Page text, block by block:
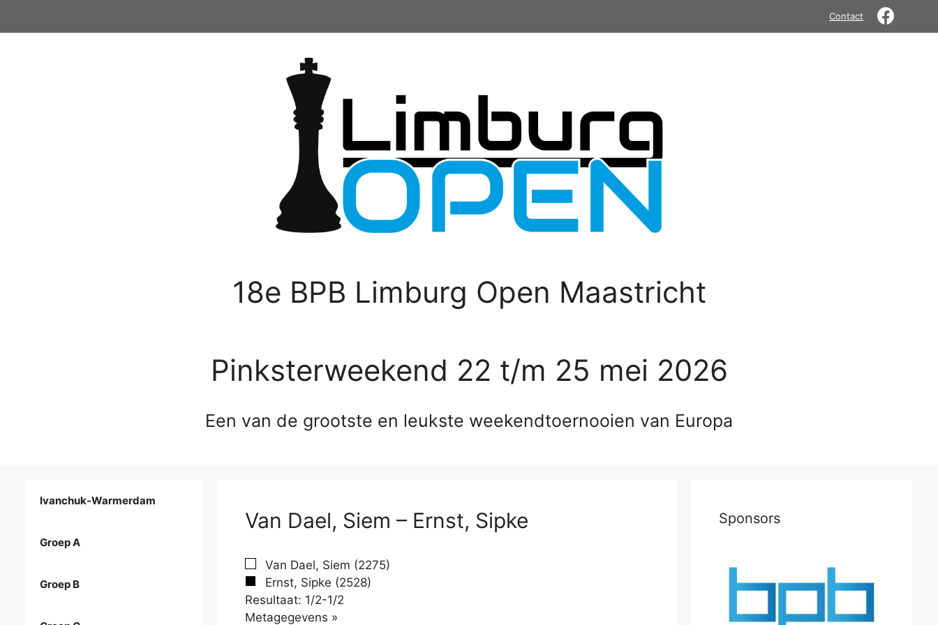
Contact
18e BPB Limburg Open Maastricht
Pinksterweekend 22 t/m 25 mei 2026
Een van de grootste en leukste weekendtoernooien van Europa
Van Dael, Siem – Ernst, Sipke
Van Dael, Siem (2275)
Ernst, Sipke (2528)
Resultaat: 1/2-1/2
Metagegevens »
Ivanchuk-Warmerdam
Groep A
Groep B
Sponsors